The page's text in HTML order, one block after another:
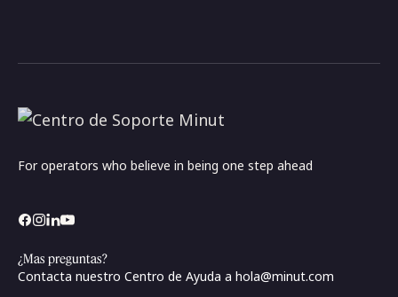
For operators who believe in being one step ahead
¿Mas preguntas?
Contacta nuestro Centro de Ayuda a hola@minut.com